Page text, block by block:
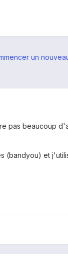
un
pas beaucoup
(bandyou) et